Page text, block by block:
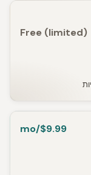
Free (limited)
$9.99/mo